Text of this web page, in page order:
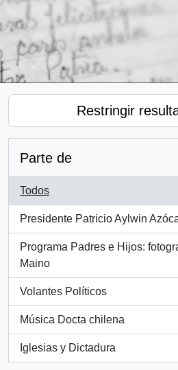
Restringir
Parte de
Todos
Presidente Patricio Aylwin
, 139 resultados
Programa Padres e Hijos:
Maino
, 12 resultados
Volantes Políticos
, 8 resultados
Música Docta chilena
, 4 resultados
Iglesias y Dictadura
, 2 resultados